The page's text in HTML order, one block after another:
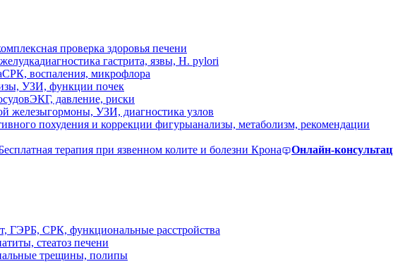
проверка здоровья печени
диагностика гастрита, язвы, H. pylori
СРК, воспаления, микрофлора
УЗИ, функции почек
ЭКГ, давление, риски
железыгормоны, УЗИ, диагностика узлов
похудения и коррекции фигурыанализы, метаболизм, рекомендации
терапия при язвенном колите и болезни Крона Онлайн-
ГЭРБ, СРК, функциональные расстройства
стеатоз печени
трещины, полипы